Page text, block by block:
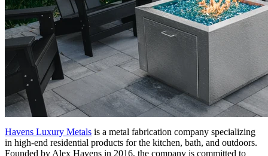
Havens Luxury Metals is a metal fabrication company specializing
in high-end residential products for the kitchen, bath, and outdoors.
Founded by Alex Havens in 2016, the company is committed to